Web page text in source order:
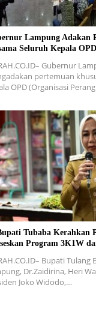
Lampung Adakan
Seluruh Kepala
Gubernur
pertemuan
OPD (Organisasi
Tubaba Kerahkan
Program 3K1W
Bupati Tulang
Dr.Zaidirina, Heri
Joko Widodo,…